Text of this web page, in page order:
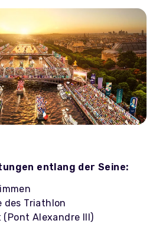
entlang der Seine:
des Triathlon
Alexandre III)